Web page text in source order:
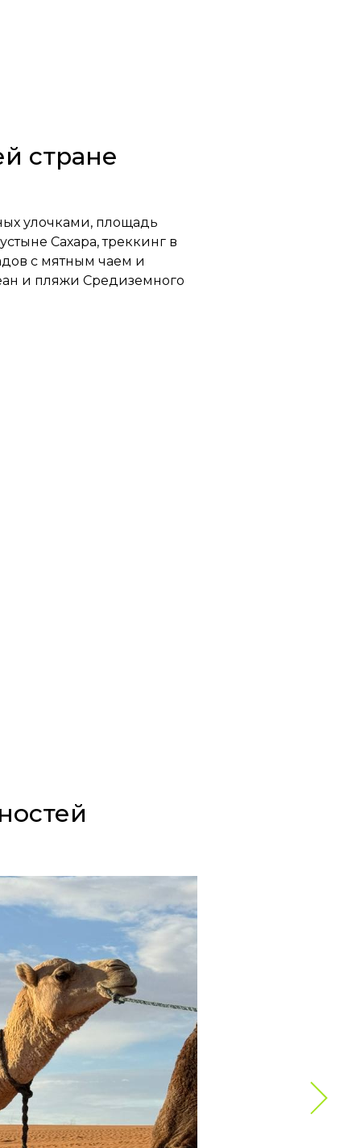
стране
улочками, площадь
Сахара, треккинг в
с мятным чаем и
и пляжи Средиземного